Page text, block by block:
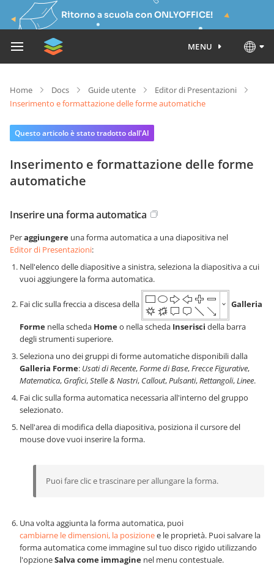
Ritorno a scuola con ONLYOFFICE!
MENU
Home Docs Guide utente
Editor di Presentazioni
Inserimento e formattazione delle forme automatiche
Questo articolo è stato tradotto dall'AI
Inserimento e formattazione delle forme
automatiche
Inserire una forma automatica
Peraggiungere una forma automatica a una diapositiva nel
Editor di Presentazioni:
Nell'elenco delle diapositive a sinistra, seleziona la diapositiva a cui
vuoi aggiungere la forma automatica.
Fai clic sulla freccia a discesa della Galleria
Forme nella scheda Homeo nella scheda Inserisci della barra
degli strumenti superiore.
Seleziona uno dei gruppi di forme automatiche disponibili dalla
Galleria Forme: Usati di Recente,Forme di Base,Frecce Figurative,
Matematica, Grafici,Stelle & Nastri, Callout,Pulsanti,Rettangoli,Linee.
Fai clic sulla forma automatica necessaria all'interno del gruppo
selezionato.
Nell'area di modifica della diapositiva, posiziona il cursore del
mouse dove vuoi inserire la forma.
Puoi fare clic e trascinare per allungare la forma.
Una volta aggiunta la forma automatica, puoi
cambiarne le dimensioni, la posizionee le proprietà. Puoi salvare la
forma automatica come immagine sul tuo disco rigido utilizzando
l'opzioneSalva come immagine nel menu contestuale.